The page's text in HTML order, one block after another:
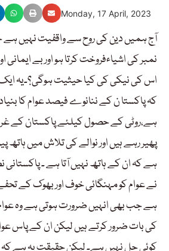
Monday, 17 April, 2023
آج ہمیں دین کی روح سے واقفیت نہیں ہے
نمبر کی اشیاءفروخت کرتا ہو اور بے ایمانی
اس کی نیکی کی کیا حیثیت ہوگی؟۔یہ
کہ پاکستا ن کے ننانوے فیصد عوام کا
ہے،روٹی کے حصول کیلئے پاکستان کے
پھیر رہے ہیں اور نوالے کی تلاش میں ہاتھ
ہے کہ ان کے ہاتھ نہیں آتا ہے ۔
نے عوام کو مہنگائی خوف اور بھوک کے
ہے جب بھی انہیں ضرورت ہوتی ہے وہ
کی بات ضرور کرتے ہیں لیکن ان کے پاس
کوئی حل نہیں ہے۔ لیکن حقیقت یہ ہے کہ